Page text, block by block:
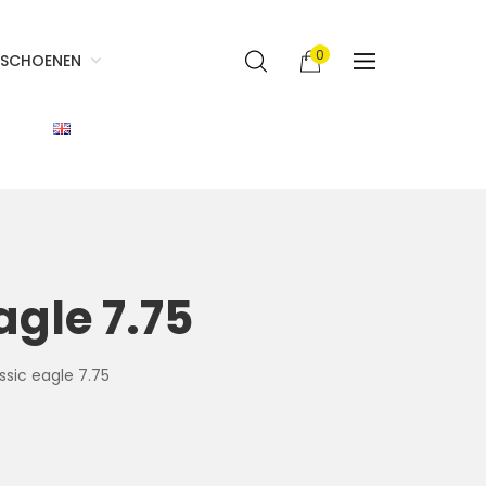
SCHOENEN 0
7.75
eagle 7.75